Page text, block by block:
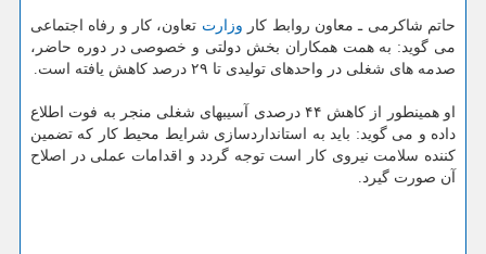
حاتم شاکرمی ـ معاون روابط کار وزارت تعاون، کار و رفاه اجتماعی
می گوید: به همت همکاران بخش دولتی و خصوصی در دوره حاضر،
صدمه های شغلی در واحدهای تولیدی تا ۲۹ درصد کاهش یافته است.
او همینطور از کاهش ۴۴ درصدی آسیبهای شغلی منجر به فوت اطلاع
داده و می گوید: باید به استانداردسازی شرایط محیط کار که تضمین
کننده سلامت نیروی کار است توجه گردد و اقدامات عملی در اصلاح
آن صورت گیرد.